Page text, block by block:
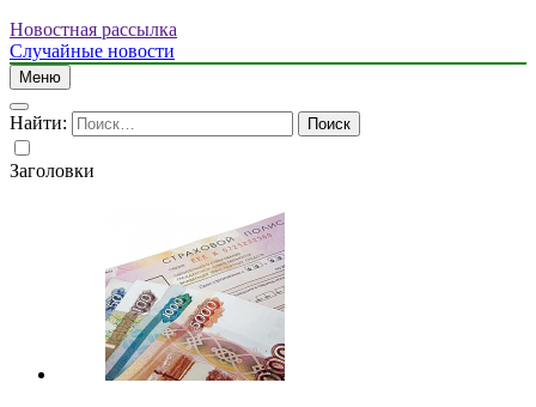
Новостная рассылка
Случайные новости
Меню
Найти:
Заголовки